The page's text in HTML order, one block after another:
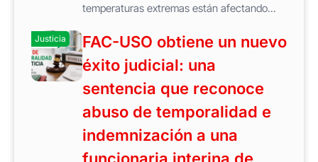
temperaturas extremas están afectando...
Justicia
FAC-USO obtiene un nuevo
éxito judicial: una
sentencia que reconoce
abuso de temporalidad e
indemnización a una